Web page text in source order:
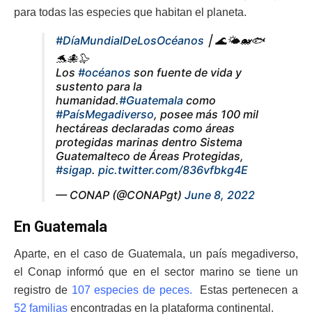
para todas las especies que habitan el planeta.
#DíaMundialDeLosOcéanos ⎮ 🌊🌤🐋🐟
🐬🐙🦭
Los #océanos son fuente de vida y
sustento para la
humanidad.#Guatemala como
#PaísMegadiverso, posee más 100 mil
hectáreas declaradas como áreas
protegidas marinas dentro Sistema
Guatemalteco de Áreas Protegidas,
#sigap. pic.twitter.com/836vfbkg4E
— CONAP (@CONAPgt) June 8, 2022
En Guatemala
Aparte, en el caso de Guatemala, un país megadiverso,
el Conap informó que en el sector marino se tiene un
registro de 107 especies de peces.
Estas pertenecen a
52 familias encontradas en la plataforma continental.